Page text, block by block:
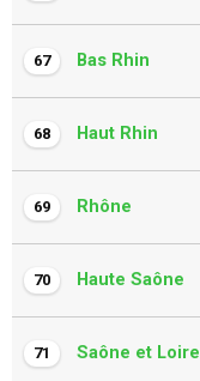
67 Bas Rhin
68 Haut Rhin
69 Rhône
70 Haute Saône
71 Saône et Loire